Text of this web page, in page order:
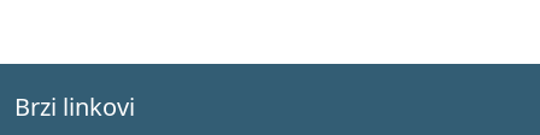
Brzi linkovi